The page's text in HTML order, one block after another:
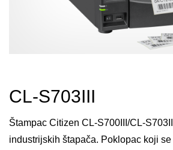
CL-S703III
Štampac Citizen CL-S700III/CL-
industrijskih štapača. Poklopac koji